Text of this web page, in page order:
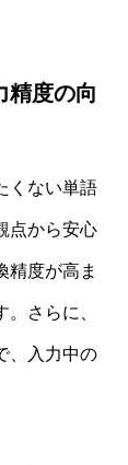
精度の向
くない単語
点から安心
精度が高ま
さらに、
、入力中の